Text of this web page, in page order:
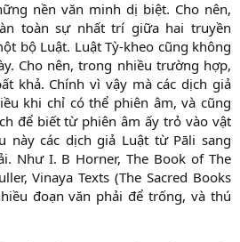
nền văn minh dị biệt. Cho nên,
toàn sự nhất trí giữa hai truyền
bộ Luật. Luật Tỳ-kheo cũng không
Cho nên, trong nhiều trường hợp,
khả. Chính vì vậy mà các dịch giả
khi chỉ có thể phiên âm, và cũng
để biết từ phiên âm ấy trỏ vào vật
này các dịch giả Luật từ Pāli sang
Như I. B Horner, The Book of The
Vinaya Texts (The Sacred Books
đoạn văn phải để trống, và thú